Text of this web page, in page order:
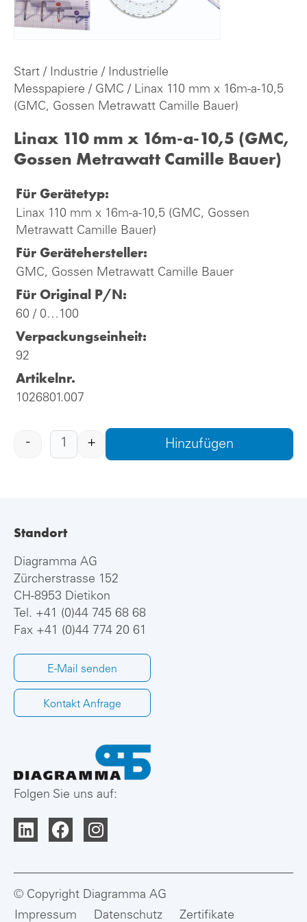
Start / Industrie / Industrielle
Messpapiere / GMC / Linax 110 mm x 16m-a-10,5
(GMC, Gossen Metrawatt Camille Bauer)
Linax 110 mm x 16m-a-10,5 (GMC,
Gossen Metrawatt Camille Bauer)
Für Gerätetyp:
Linax 110 mm x 16m-a-10,5 (GMC, Gossen
Metrawatt Camille Bauer)
Für Gerätehersteller:
GMC, Gossen Metrawatt Camille Bauer
Für Original P/N:
60 / 0…100
Verpackungseinheit:
92
Artikelnr.
1026801.007
- + Hinzufügen
Standort
Diagramma AG
Zürcherstrasse 152
CH-8953 Dietikon
Tel. +41 (0)44 745 68 68
Fax +41 (0)44 774 20 61
E-Mail senden
Kontakt Anfrage
Folgen Sie uns auf:
© Copyright Diagramma AG
Impressum
Datenschutz Zertifikate